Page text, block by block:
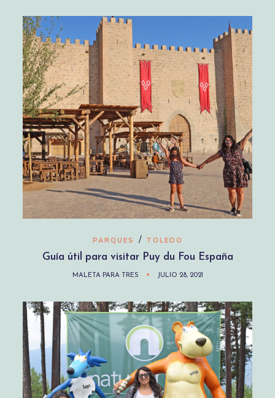
PARQUES / TOLEDO
Guía útil para visitar Puy du Fou España
MALETA PARA TRES JULIO 28, 2021